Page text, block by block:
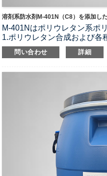
溶剤系防水剤M-401N（C8）を添加した
M-401Nはポリウレタン系ポ
1.ポリウレタン合成および各
2. PU樹脂、DMF、カラーペ
す。問い合わせ 詳細